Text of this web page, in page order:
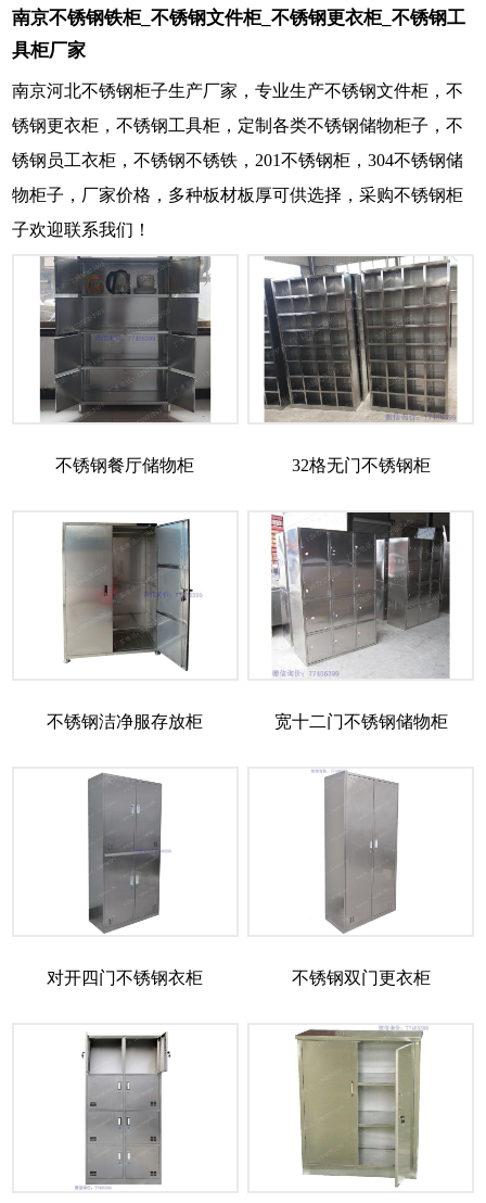
南京不锈钢铁柜_不锈钢文件柜_不锈钢更衣柜_不锈钢工
具柜厂家
南京河北不锈钢柜子生产厂家，专业生产不锈钢文件柜，不
锈钢更衣柜，不锈钢工具柜，定制各类不锈钢储物柜子，不
锈钢员工衣柜，不锈钢不锈铁，201不锈钢柜，304不锈钢储
物柜子，厂家价格，多种板材板厚可供选择，采购不锈钢柜
子欢迎联系我们！
不锈钢餐厅储物柜 32格无门不锈钢柜
不锈钢洁净服存放柜 宽十二门不锈钢储物柜
对开四门不锈钢衣柜 不锈钢双门更衣柜